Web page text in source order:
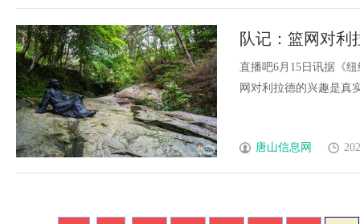
队记：篮网对利
交易他
直播吧6月15日讯据《
网对利拉德的兴趣是真
唐山信息网